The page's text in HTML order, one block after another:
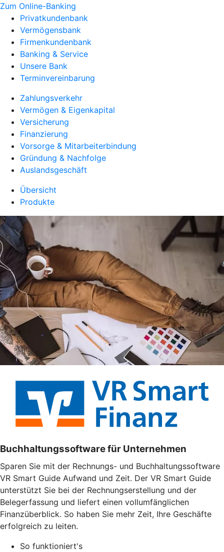
Zum Online-Banking
Privatkundenbank
Vermögensbank
Firmenkundenbank
Banking & Service
Unsere Bank
Terminvereinbarung
Zahlungsverkehr
Vermögen & Eigenkapital
Versicherung
Finanzierung
Vorsorge & Mitarbeiterbindung
Gründung & Nachfolge
Auslandsgeschäft
Übersicht
Produkte
Buchhaltungssoftware für Unternehmen
Sparen Sie mit der Rechnungs- und Buchhaltungssoftware
VR Smart Guide Aufwand und Zeit. Der VR Smart Guide
unterstützt Sie bei der Rechnungserstellung und der
Belegerfassung und liefert einen vollumfänglichen
Finanzüberblick. So haben Sie mehr Zeit, Ihre Geschäfte
erfolgreich zu leiten.
So funktioniert's